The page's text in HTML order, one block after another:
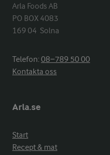
Arla Foods AB
PO BOX 4083
169 04  Solna
Telefon:08−789 50 00
Kontakta oss
Arla.se
Start
Recept & mat